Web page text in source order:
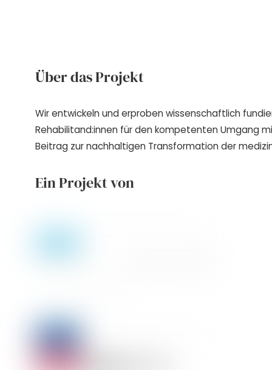
Über das Projekt
Wir entwickeln und erproben wissenschaftlich
Rehabilitand:innen für den kompetenten Umgang
Beitrag zur nachhaltigen Transformation der
Ein Projekt von